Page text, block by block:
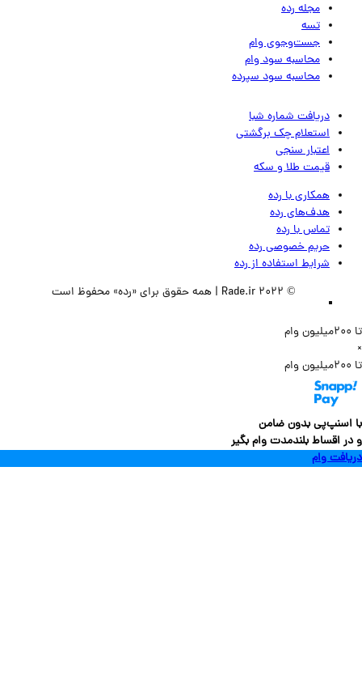
مجله رده
تسه
جست‌وجوی وام
محاسبه سود وام
محاسبه سود سپرده
دریافت شماره شبا
استعلام چک برگشتی
اعتبار سنجی
قیمت طلا و سکه
همکاری با رده
هدف‌های رده
تماس‌ با‌ رده
حریم خصوصی رده
شرایط استفاده از رده
بدون ضامن
بلندمدت وام بگیر
وام